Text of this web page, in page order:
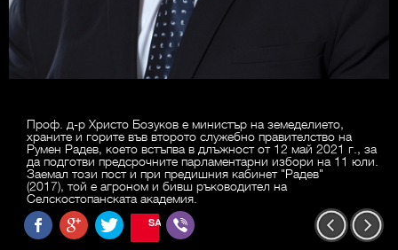
Проф. д-р Христо Бозуков е министър на земеделието,
храните и горите във второто служебно правителство на
Румен Радев, което встъпва в длъжност от 12 май 2021 г., за
да подготви предсрочните парламентарни избори на 11 юли.
Заемал този пост и при предишния кабинет "Радев"
(2017), той е агроном и бивш ръководител на
Селскостопанската академия.
SAVE